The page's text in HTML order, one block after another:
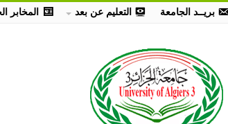
بريــد الجامعة التعليم عن بعد المخابر